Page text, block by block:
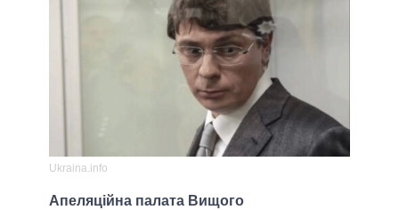
Ukraina.info
Апеляційна палата Вищого